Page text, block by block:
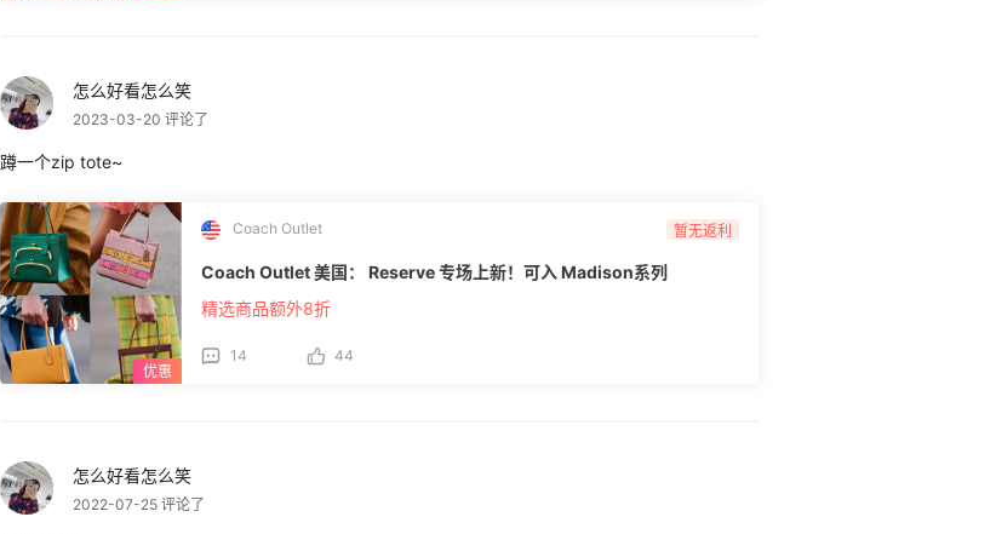
怎么好看怎么笑
2023-03-20 评论了
蹲一个zip tote~
Coach Outlet 暂无返利
Coach Outlet 美国： Reserve 专场上新！可入 Madison系列
精选商品额外8折
14 44
怎么好看怎么笑
2022-07-25 评论了